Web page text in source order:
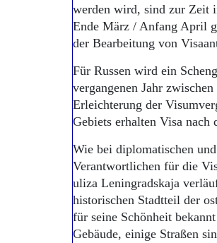
werden wird, sind zur Zeit
Ende März / Anfang April
der Bearbeitung von
Für Russen wird ein
vergangenen Jahr
Erleichterung der
Gebiets erhalten Visa nach
Wie bei diplomatischen
Verantwortlichen für die
uliza Leningradskaja
historischen Stadtteil der
für seine Schönheit
Gebäude, einige Straßen